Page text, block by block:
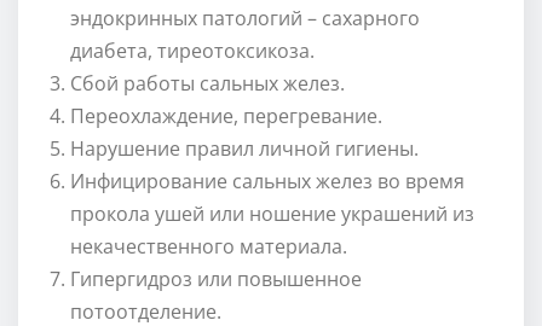
эндокринных патологий – сахарного
диабета, тиреотоксикоза.
Сбой работы сальных желез.
Переохлаждение, перегревание.
Нарушение правил личной гигиены.
Инфицирование сальных желез во время
прокола ушей или ношение украшений из
некачественного материала.
Гипергидроз или повышенное
потоотделение.